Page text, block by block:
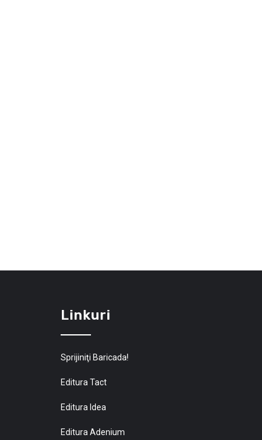
Linkuri
Sprijiniţi Baricada!
Editura Tact
Editura Idea
Editura Adenium